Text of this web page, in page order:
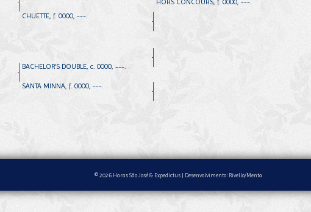
CHUETTE, f. 0000, ---.
BACHELOR'S DOUBLE, c. 0000, ---.
SANTA MINNA, f. 0000, ---.
HORS CONCOURS, f. 0000, ---.
© 2026 Haras São José & Expedictus | Desenvolvimento: Rivello/Menta